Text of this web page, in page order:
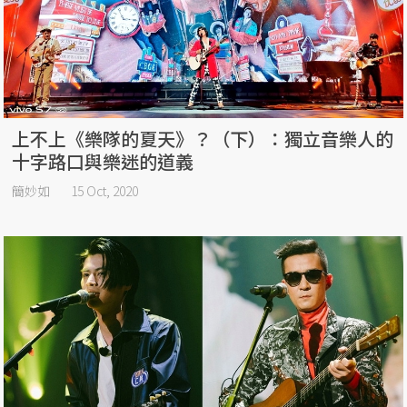
上不上《樂隊的夏天》？（下）：獨立音樂人的
十字路口與樂迷的道義
簡妙如 15 Oct, 2020